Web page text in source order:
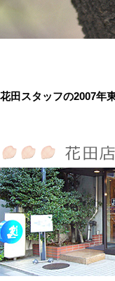
花田スタッフの2007年